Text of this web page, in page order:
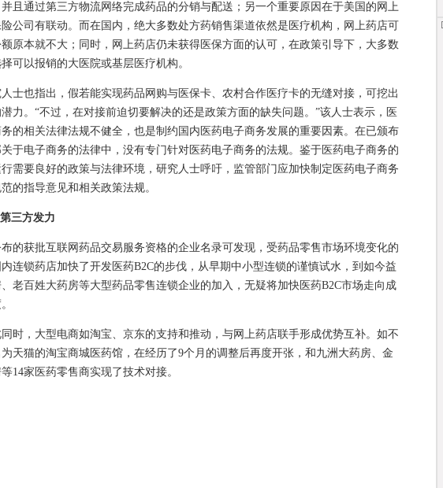
且通过第三方物流网络完成药品的分销与配送；另一个重要原因在于美国的网上
公司有联动。而在国内，绝大多数处方药销售渠道依然是医疗机构，网上药店可
原本就不大；同时，网上药店仍未获得医保方面的认可，在政策引导下，大多数
可以报销的大医院或基层医疗机构。
也指出，假若能实现药品网购与医保卡、农村合作医疗卡的无缝对接，可挖出
力。“不过，在对接前迫切要解决的还是政策方面的缺失问题。”该人士表示，医
的相关法律法规不健全，也是制约国内医药电子商务发展的重要因素。在已颁布
关于电子商务的法律中，没有专门针对医药电子商务的法规。鉴于医药电子商务的
需要良好的政策与法律环境，研究人士呼吁，监管部门应加快制定医药电子商务
的指导意见和相关政策法规。
方发力
获批互联网药品交易服务资格的企业名录可发现，受药品零售市场环境变化的
连锁药店加快了开发医药B2C的步伐，从早期中小型连锁的谨慎试水，到如今益
老百姓大药房等大型药品零售连锁企业的加入，无疑将加快医药B2C市场走向成
，大型电商如淘宝、京东的支持和推动，与网上药店联手形成优势互补。如不
天猫的淘宝商城医药馆，在经历了9个月的调整后再度开张，和九洲大药房、金
14家医药零售商实现了技术对接。